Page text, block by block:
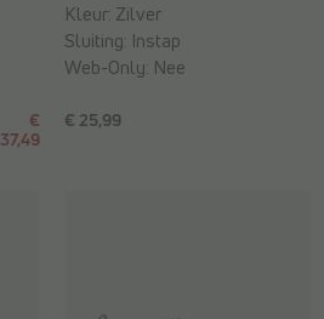
€
37,49
€ 25,99
Kleur: Zilver
Sluiting: Instap
Web-Only: Nee